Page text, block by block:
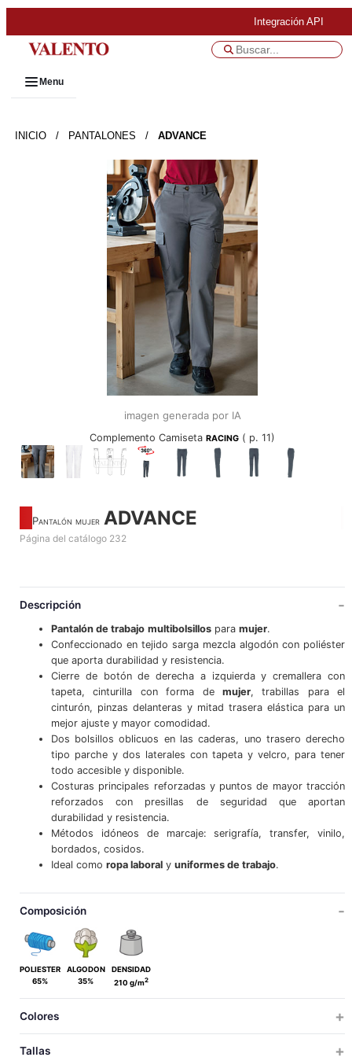
Integración API
Menu
INICIO / PANTALONES / ADVANCE
imagen generada por IA
Complemento Camiseta RACING ( p. 11)
Pantalón mujer ADVANCE
Página del catálogo 232
Descripción
Pantalón de trabajo multibolsillospara mujer.
Confeccionado en tejido sarga mezcla algodón con poliéster
que aporta durabilidad y resistencia.
Cierre de botón de derecha a izquierda y cremallera con
tapeta, cinturilla con forma de mujer, trabillas para el
cinturón, pinzas delanteras y mitad trasera elástica para un
mejor ajuste y mayor comodidad.
Dos bolsillos oblicuos en las caderas, uno trasero derecho
tipo parche y dos laterales con tapeta y velcro, para tener
todo accesible y disponible.
Costuras principales reforzadas y puntos de mayor tracción
reforzados con presillas de seguridad que aportan
durabilidad y resistencia.
Métodos idóneos de marcaje: serigrafía, transfer, vinilo,
bordados, cosidos.
Ideal como ropa laboraly uniformes de trabajo.
Composición
POLIESTER
65%
ALGODON
35%
DENSIDAD
210 g/m2
Colores
Tallas